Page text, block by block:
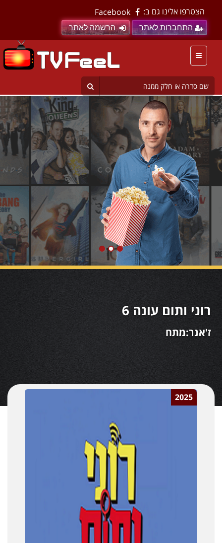
הצטרפו אלינו גם ב: Facebook
התחברות לאתר הרשמה לאתר
רוני ותום עונה 6
ז'אנר:מתח
2025